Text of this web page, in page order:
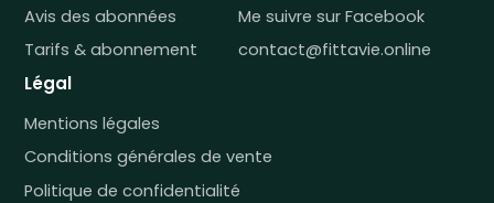
Avis des abonnées
Tarifs & abonnement
Me suivre sur Facebook
contact@fittavie.online
Légal
Mentions légales
Conditions générales de vente
Politique de confidentialité